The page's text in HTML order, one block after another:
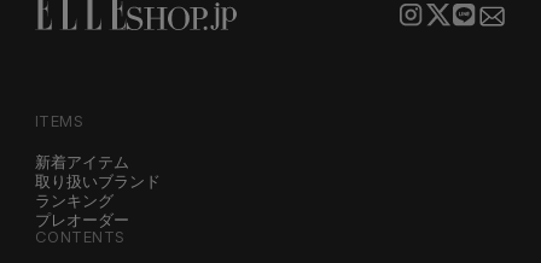
ITEMS
新着アイテム
取り扱いブランド
ランキング
プレオーダー
CONTENTS